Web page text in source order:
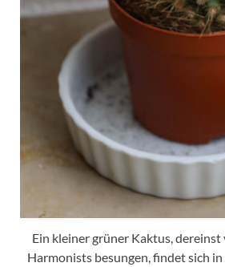
Ein kleiner grüner Kaktus, dereinst
Harmonists besungen, findet sich